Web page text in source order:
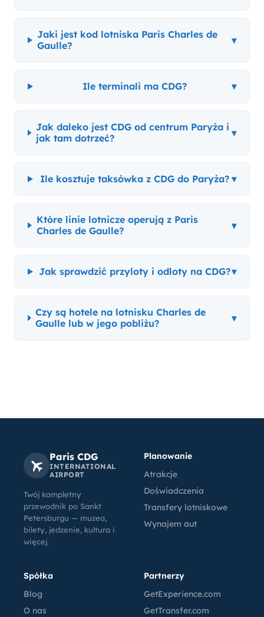
Jaki jest kod lotniska Paris Charles de
Gaulle?
▾
Ile terminali ma CDG? ▾
Jak daleko jest CDG od centrum Paryża i
jak tam dotrzeć?
▾
Ile kosztuje taksówka z CDG do Paryża? ▾
Które linie lotnicze operują z Paris
Charles de Gaulle?
▾
Jak sprawdzić przyloty i odloty na CDG?▾
Czy są hotele na lotnisku Charles de
Gaulle lub w jego pobliżu?
▾
Paris CDG
INTERNATIONAL
AIRPORT
Twój kompletny
przewodnik po Sankt
Petersburgu — muzea,
bilety, jedzenie, kultura i
więcej.
Planowanie
Atrakcje
Doświadczenia
Transfery lotniskowe
Wynajem aut
Spółka
Blog
O nas
Partnerzy
GetExperience.com
GetTransfer.com